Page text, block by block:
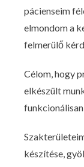
pácienseim
elmondom a
felmerülő
Célom, hogy
elkészült
készítése,